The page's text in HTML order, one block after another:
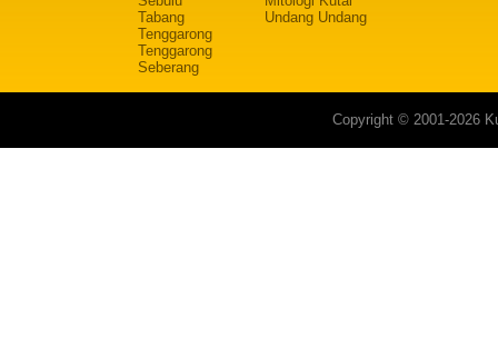
Tabang
Tenggarong
Tenggarong
Seberang
Undang Undang
Copyright © 2001-2026